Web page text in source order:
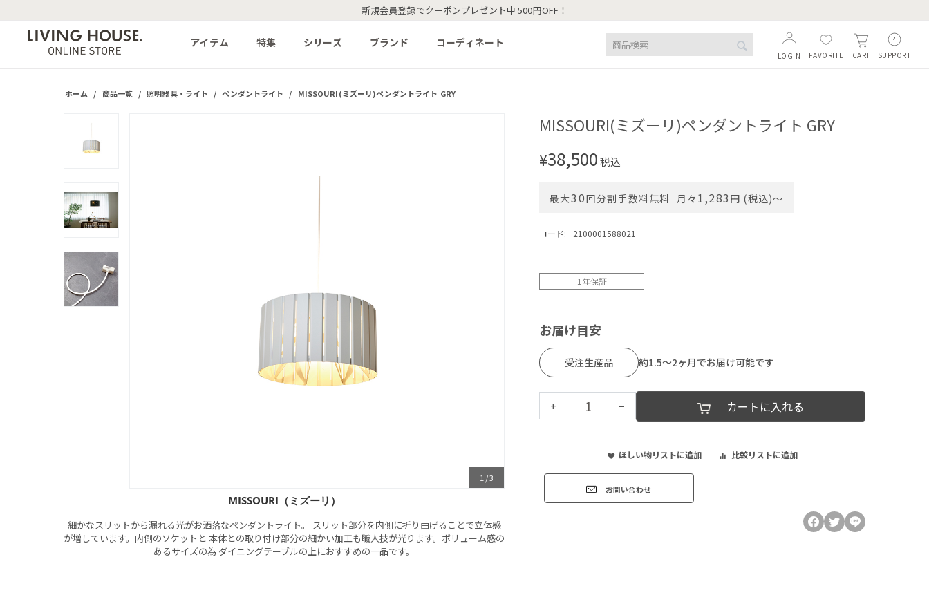
新規会員登録でクーポンプレゼント中 500円OFF！
アイテム 特集 シリーズ ブランド コーディネート
SUPPORT
CART
FAVORITE
LOGIN
ホーム / 商品一覧 / 照明器具・ライト / ペンダントライト / MISSOURI(ミズーリ)ペンダントライト GRY
1 /3
MISSOURI（ミズーリ）
細かなスリットから漏れる光がお洒落なペンダントライト。 スリット部分を内側に折り曲げることで立体感
が増しています。内側のソケットと 本体との取り付け部分の細かい加工も職人技が光ります。ボリューム感の
あるサイズの為 ダイニングテーブルの上におすすめの一品です。
MISSOURI(ミズーリ)ペンダントライト GRY
¥38,500税込
最大30回分割手数料無料 月々 1,283 円 (税込)〜
コード: 2100001588021
1年保証
お届け目安
受注生産品 約1.5～2ヶ月でお届け可能です
+ − カートに入れる
ほしい物リストに追加 比較リストに追加
お問い合わせ